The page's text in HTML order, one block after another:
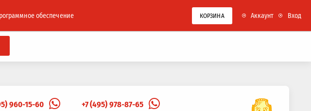
обеспечение КОРЗИНА Аккаунт Вход
960-15-60 +7 (495) 978-87-65